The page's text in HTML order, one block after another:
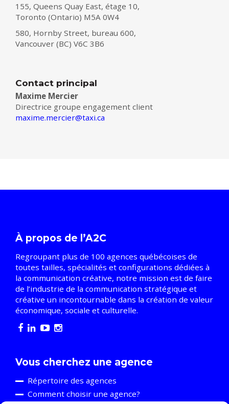
155, Queens Quay East, étage 10,
Toronto (Ontario) M5A 0W4
580, Hornby Street, bureau 600,
Vancouver (BC) V6C 3B6
Contact principal
Maxime Mercier
Directrice groupe engagement client
maxime.mercier@taxi.ca
À propos de l’A2C
Regroupant plus de 100 agences québécoises de
toutes tailles, spécialités et configurations dédiées à
la communication créative, notre mission est de faire
de l’industrie de la communication stratégique et
créative un incontournable dans la création de valeur
économique, sociale et culturelle.
Vous cherchez une agence
Répertoire des agences
Comment choisir une agence?